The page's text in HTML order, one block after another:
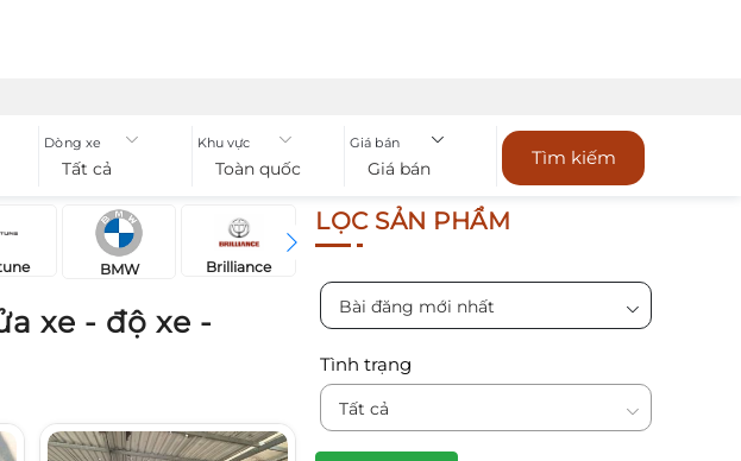
Dòng xe
Tất cả
Khu vực
Toàn quốc
Giá bán
Giá bán Tìm kiếm
BMW Brilliance
xe - độ xe -
LỌC SẢN PHẨM
Bài đăng mới nhất
Tình trạng
Tất cả